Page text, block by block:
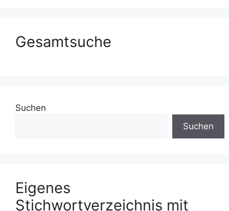
Gesamtsuche
Suchen
Suchen
Eigenes
Stichwortverzeichnis mit